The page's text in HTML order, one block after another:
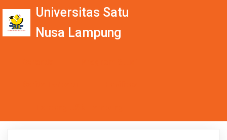
Universitas Satu
Nusa Lampung